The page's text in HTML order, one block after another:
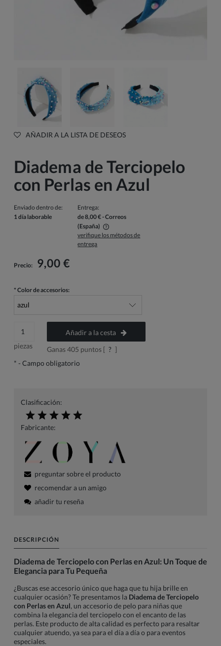
AÑADIR A LA LISTA DE DESEOS
Diadema de Terciopelo
con Perlas en Azul
Enviado dentro de:
1 día laborable
Entrega:
de 8,00 €- Correos
(España)
El precio no incluye los posibles gastos de pago
verifique los métodos de
entrega
Precio: 9,00 €
* Color de accesorios:
piezas
Añadir a la cesta
Ganas405 puntos [ ? ]
* - Campo obligatorio
Clasificación:
Fabricante:
preguntar sobre el producto
recomendar a un amigo
añadir tu reseña
DESCRIPCIÓN
Diadema de Terciopelo con Perlas en Azul: Un Toque de
Elegancia para Tu Pequeña
¿Buscas ese accesorio único que haga que tu hija brille en
cualquier ocasión? Te presentamos la Diadema de Terciopelo
con Perlas en Azul, un accesorio de pelo para niñas que
combina la elegancia del terciopelo con el encanto de las
perlas. Este producto de alta calidad es perfecto para resaltar
cualquier atuendo, ya sea para el día a día o para eventos
especiales.